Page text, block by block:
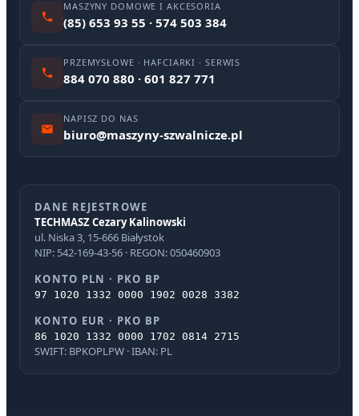
MASZYNY DOMOWE I AKCESORIA
(85) 653 93 55 · 574 503 384
PRZEMYSŁOWE · HAFCIARKI · SERWIS
884 070 880 · 601 827 771
NAPISZ DO NAS
biuro@maszyny-szwalnicze.pl
DANE REJESTROWE
TECHMASZ Cezary Kalinowski
ul. Niska 3, 15-666 Białystok
NIP: 542-169-43-56 · REGON: 050460903
KONTO PLN · PKO BP
97 1020 1332 0000 1902 0028 3382
KONTO EUR · PKO BP
86 1020 1332 0000 1702 0814 2715
SWIFT: BPKOPLPW · IBAN: PL